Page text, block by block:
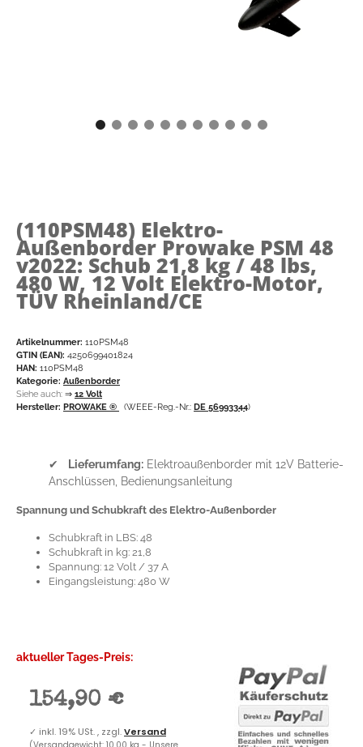
(110PSM48) Elektro-
Außenborder Prowake PSM 48
v2022: Schub 21,8 kg / 48 lbs,
480 W, 12 Volt Elektro-Motor,
TÜV Rheinland/CE
Artikelnummer: 110PSM48
GTIN (EAN): 4250699401824
HAN: 110PSM48
Kategorie: Außenborder
Siehe auch: ⇒ 12 Volt
Hersteller: PROWAKE ® (WEEE-Reg.-Nr.: DE 56993344)
✔ Lieferumfang: Elektroaußenborder mit 12V Batterie-
Anschlüssen, Bedienungsanleitung
Spannung und Schubkraft des Elektro-Außenborder
Schubkraft in LBS: 48
Schubkraft in kg: 21,8
Spannung: 12 Volt / 37 A
Eingangsleistung: 480 W
aktueller Tages-Preis:
154,90 €
✓ inkl. 19% USt. , zzgl.Versand